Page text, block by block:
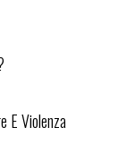
E Violenza